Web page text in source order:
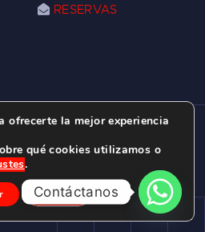
RESERVAS
LAS DUNAS ©
2026.
GALAN 1, SALINAS
ofrecerte la mejor experiencia
qué cookies utilizamos o
.
Ajustes
Contáctanos